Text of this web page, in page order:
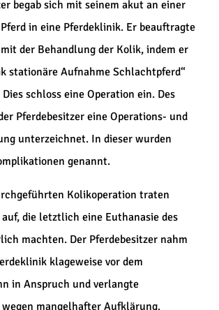
begab sich mit seinem akut an einer
in eine Pferdeklinik. Er beauftragte
der Behandlung der Kolik, indem er
stationäre Aufnahme Schlachtpferd“
schloss eine Operation ein. Des
Pferdebesitzer eine Operations- und
unterzeichnet. In dieser wurden
genannt.
Kolikoperation traten
die letztlich eine Euthanasie des
machten. Der Pferdebesitzer nahm
klageweise vor dem
in Anspruch und verlangte
wegen mangelhafter Aufklärung.